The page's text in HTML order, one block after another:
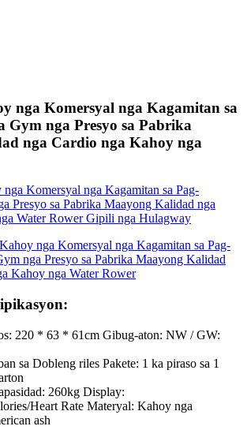
nga Komersyal nga Kagamitan sa
Gym nga Presyo sa Pabrika
nga Cardio nga Kahoy nga
220 * 63 * 61cm Gibug-aton: NW / GW:
sa Dobleng riles Pakete: 1 ka piraso sa 1
260kg Display:
Heart Rate Materyal: Kahoy nga
ash